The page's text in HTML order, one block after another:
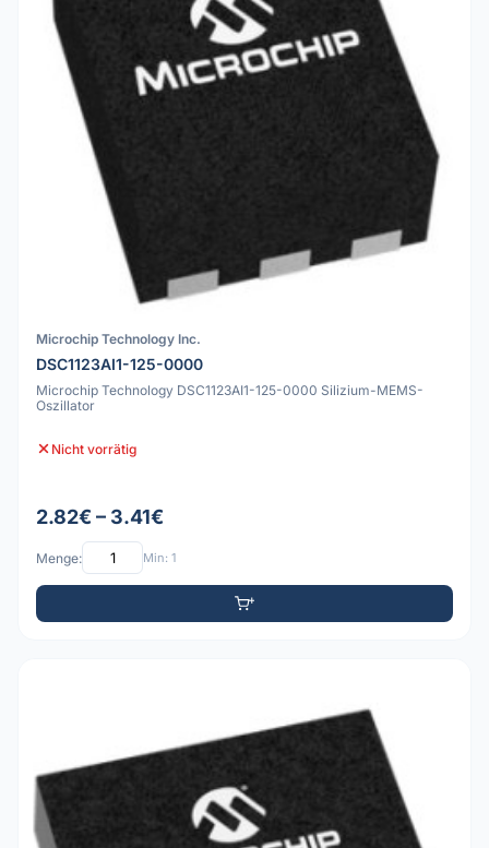
Microchip Technology Inc.
DSC1123AI1-125-0000
Microchip Technology DSC1123AI1-125-0000 Silizium-MEMS-
Oszillator
Nicht vorrätig
2.82€ – 3.41€
Menge: Min: 1